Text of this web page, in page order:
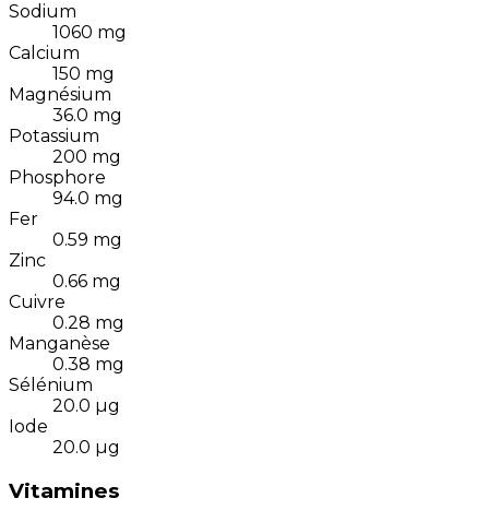
Sodium
1060 mg
Calcium
150 mg
Magnésium
36.0 mg
Potassium
200 mg
Phosphore
94.0 mg
Fer
0.59 mg
Zinc
0.66 mg
Cuivre
0.28 mg
Manganèse
0.38 mg
Sélénium
20.0 µg
Iode
20.0 µg
Vitamines